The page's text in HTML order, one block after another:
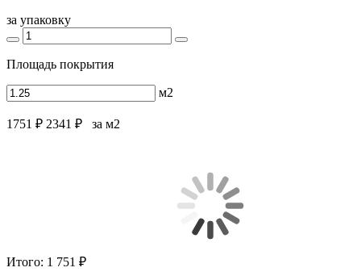
за упаковку
Площадь покрытия
м2
1751 ₽ 2341 ₽ за м2
Итого: 1 751 ₽